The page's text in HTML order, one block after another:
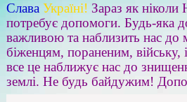
Слава Україні! Зараз як
потребує допомоги. Будь-яка
важливою та наблизить нас
біженцям, пораненим, війську,
все це наближує нас до
землі. Не будь байдужим!